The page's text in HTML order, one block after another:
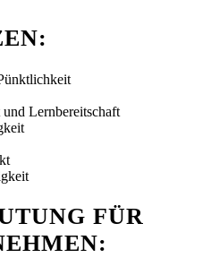
Lernbereitschaft
FÜR